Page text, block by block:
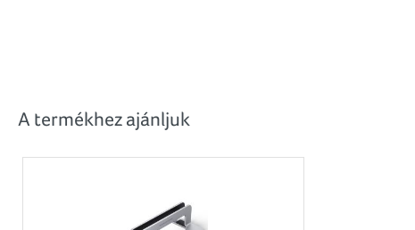
A termékhez ajánljuk